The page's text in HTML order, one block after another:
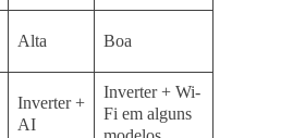
Alta Boa
Inverter +
AI
Inverter + Wi-
Fi em alguns